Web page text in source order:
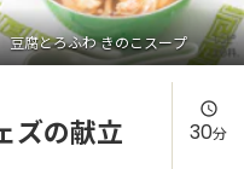
豆腐とろふわ きのこスープ
ズの献立 30分